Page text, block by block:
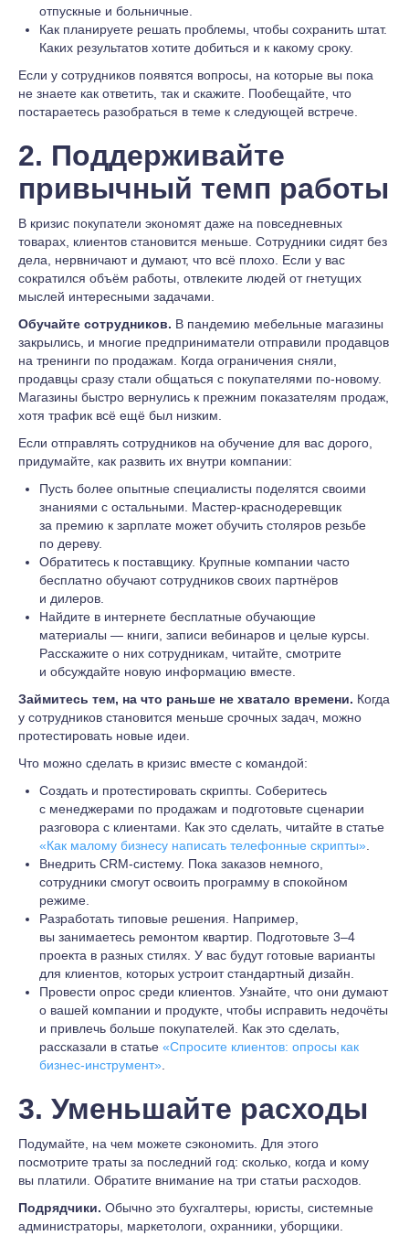
отпускные и больничные.
Как планируете решать проблемы, чтобы сохранить штат.
Каких результатов хотите добиться и к какому сроку.
Если у сотрудников появятся вопросы, на которые вы пока
не знаете как ответить, так и скажите. Пообещайте, что
постараетесь разобраться в теме к следующей встрече.
2. Поддерживайте
привычный темп работы
В кризис покупатели экономят даже на повседневных
товарах, клиентов становится меньше. Сотрудники сидят без
дела, нервничают и думают, что всё плохо. Если у вас
сократился объём работы, отвлеките людей от гнетущих
мыслей интересными задачами.
Обучайте сотрудников. В пандемию мебельные магазины
закрылись, и многие предприниматели отправили продавцов
на тренинги по продажам. Когда ограничения сняли,
продавцы сразу стали общаться с покупателями по-новому.
Магазины быстро вернулись к прежним показателям продаж,
хотя трафик всё ещё был низким.
Если отправлять сотрудников на обучение для вас дорого,
придумайте, как развить их внутри компании:
Пусть более опытные специалисты поделятся своими
знаниями с остальными. Мастер-краснодеревщик
за премию к зарплате может обучить столяров резьбе
по дереву.
Обратитесь к поставщику. Крупные компании часто
бесплатно обучают сотрудников своих партнёров
и дилеров.
Найдите в интернете бесплатные обучающие
материалы — книги, записи вебинаров и целые курсы.
Расскажите о них сотрудникам, читайте, смотрите
и обсуждайте новую информацию вместе.
Займитесь тем, на что раньше не хватало времени. Когда
у сотрудников становится меньше срочных задач, можно
протестировать новые идеи.
Что можно сделать в кризис вместе с командой:
Создать и протестировать скрипты. Соберитесь
с менеджерами по продажам и подготовьте сценарии
разговора с клиентами. Как это сделать, читайте в статье
«Как малому бизнесу написать телефонные скрипты»
Внедрить CRM-систему. Пока заказов немного,
сотрудники смогут освоить программу в спокойном
режиме.
Разработать типовые решения. Например,
вы занимаетесь ремонтом квартир. Подготовьте 3–4
проекта в разных стилях. У вас будут готовые варианты
для клиентов, которых устроит стандартный дизайн.
Провести опрос среди клиентов. Узнайте, что они думают
о вашей компании и продукте, чтобы исправить недочёты
и привлечь больше покупателей. Как это сделать,
рассказали в статье «Спросите клиентов: опросы как
бизнес-инструмент»
3. Уменьшайте расходы
Подумайте, на чем можете сэкономить. Для этого
посмотрите траты за последний год: сколько, когда и кому
вы платили. Обратите внимание на три статьи расходов.
Подрядчики. Обычно это бухгалтеры, юристы, системные
администраторы, маркетологи, охранники, уборщики.